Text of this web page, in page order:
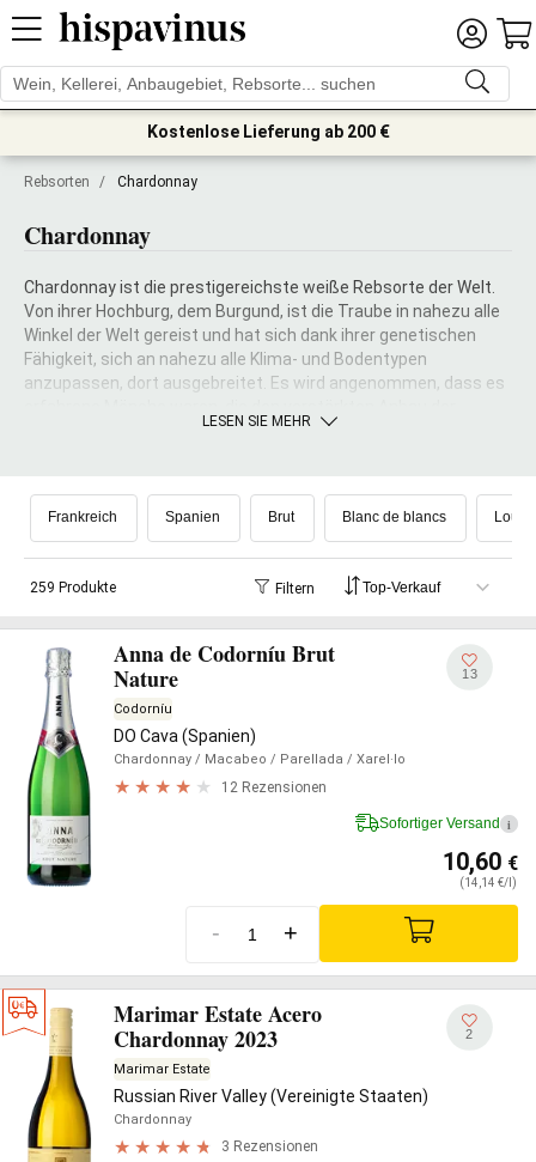
Kostenlose Lieferung ab 200 €
Rebsorten / Chardonnay
Chardonnay
Chardonnay ist die prestigereichste weiße Rebsorte der Welt.
Von ihrer Hochburg, dem Burgund, ist die Traube in nahezu alle
Winkel der Welt gereist und hat sich dank ihrer genetischen
Fähigkeit, sich an nahezu alle Klima- und Bodentypen
anzupassen, dort ausgebreitet. Es wird angenommen, dass es
Traube im Burgund antrieben.
LESEN SIE MEHR
Frankreich Spanien Brut Blanc de blancs Louis
259 Produkte Filtern
Anna de Codorníu Brut
Nature
Codorníu
DO Cava (Spanien)
Chardonnay / Macabeo / Parellada / Xarel·lo
12 Rezensionen
13
Sofortiger Versand i
10,60 €
(14,14 €/l)
- +
Marimar Estate Acero
Chardonnay 2023
Marimar Estate
Russian River Valley (Vereinigte Staaten)
Chardonnay
3 Rezensionen
2